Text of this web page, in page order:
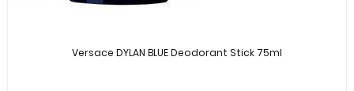
Versace DYLAN BLUE Deodorant Stick 75ml